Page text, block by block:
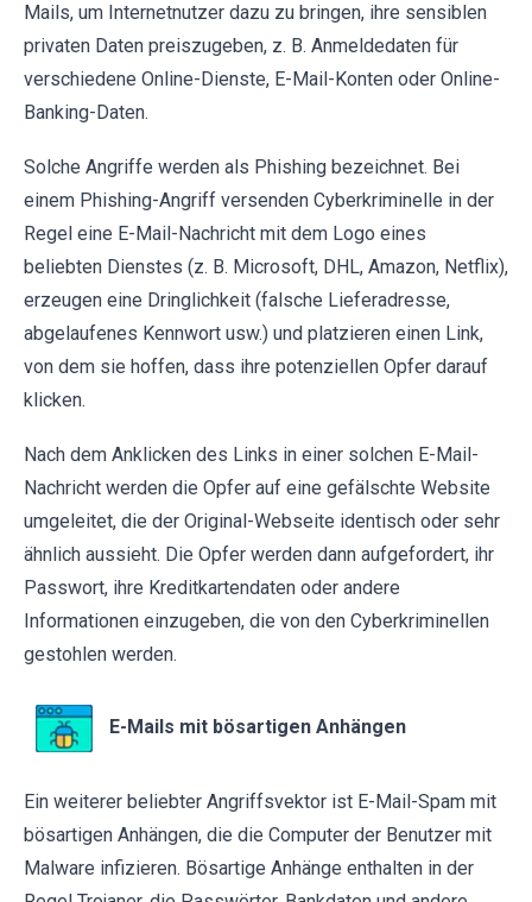
Mails, um Internetnutzer dazu zu bringen, ihre sensiblen
privaten Daten preiszugeben, z. B. Anmeldedaten für
verschiedene Online-Dienste, E-Mail-Konten oder Online-
Banking-Daten.
Solche Angriffe werden als Phishing bezeichnet. Bei
einem Phishing-Angriff versenden Cyberkriminelle in der
Regel eine E-Mail-Nachricht mit dem Logo eines
beliebten Dienstes (z. B. Microsoft, DHL, Amazon, Netflix),
erzeugen eine Dringlichkeit (falsche Lieferadresse,
abgelaufenes Kennwort usw.) und platzieren einen Link,
von dem sie hoffen, dass ihre potenziellen Opfer darauf
klicken.
Nach dem Anklicken des Links in einer solchen E-Mail-
Nachricht werden die Opfer auf eine gefälschte Website
umgeleitet, die der Original-Webseite identisch oder sehr
ähnlich aussieht. Die Opfer werden dann aufgefordert, ihr
Passwort, ihre Kreditkartendaten oder andere
Informationen einzugeben, die von den Cyberkriminellen
gestohlen werden.
E-Mails mit bösartigen Anhängen
Ein weiterer beliebter Angriffsvektor ist E-Mail-Spam mit
bösartigen Anhängen, die die Computer der Benutzer mit
Malware infizieren. Bösartige Anhänge enthalten in der